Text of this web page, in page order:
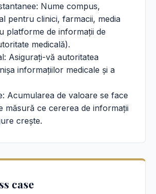
Nume compus,
pentru clinici, farmacii, media
platforme de informații de
medicală).
Asigurați-vă autoritatea
informațiilor medicale și a
Acumularea de valoare se face
măsură ce cererea de informații
crește.
case